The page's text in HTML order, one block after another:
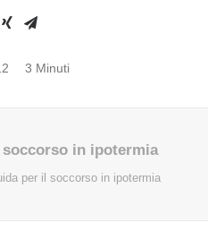
3 Minuti
in ipotermia
per il soccorso in ipotermia